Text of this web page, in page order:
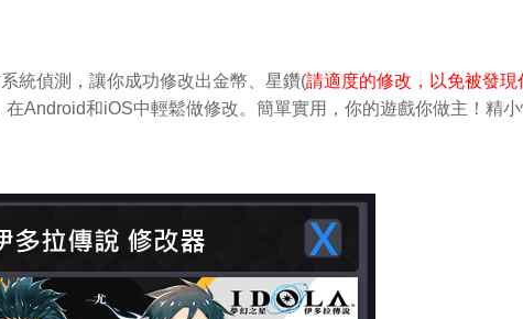
統偵測，讓你成功修改出金幣、星鑽(請適度的修改，以免被發現
Android和iOS中輕鬆做修改。簡單實用，你的遊戲你做主！精